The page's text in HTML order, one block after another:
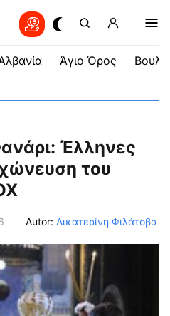
Άγιο Όρος
Έλληνες
του
Autor: Αικατερίνη Φιλάτοβα